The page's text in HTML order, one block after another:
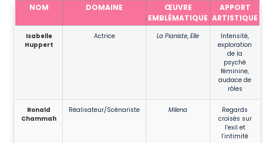
NOM DOMAINE
ŒUVRE
EMBLÉMATIQUE
APPORT
ARTISTIQUE
Isabelle
Huppert
Actrice La Pianiste, Elle
Intensité,
exploration
de la
psyché
féminine,
audace de
rôles
Ronald
Chammah
Réalisateur/Scénariste Milena
Regards
croisés sur
l’exil et
l’intimité